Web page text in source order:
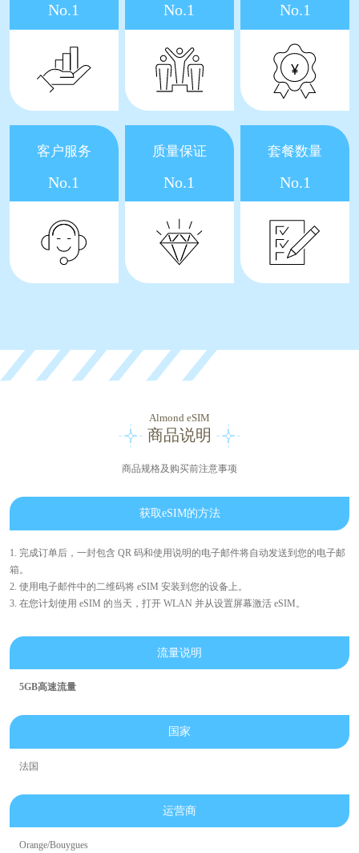
No.1 No.1 No.1
客户服务
No.1
质量保证
No.1
套餐数量
No.1
Almond eSIM
商品说明
商品规格及购买前注意事项
获取eSIM的方法
1. 完成订单后，一封包含 QR 码和使用说明的电子邮件将自动发送到您的电子邮
箱。
2. 使用电子邮件中的二维码将 eSIM 安装到您的设备上。
3. 在您计划使用 eSIM 的当天，打开 WLAN 并从设置屏幕激活 eSIM。
流量说明
5GB高速流量
国家
法国
运营商
Orange/Bouygues